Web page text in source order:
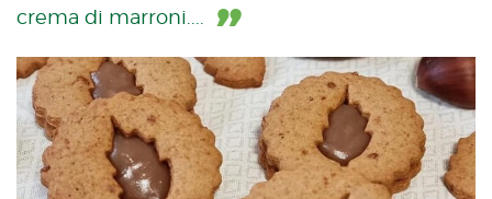
crema di marroni....